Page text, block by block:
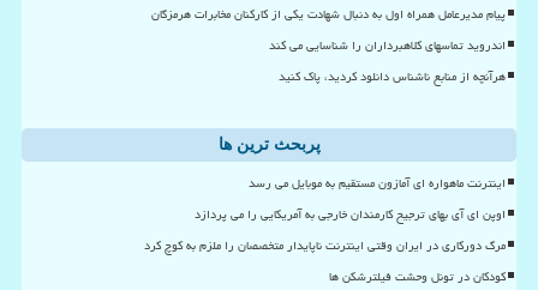
پیام مدیرعامل همراه اول به دنبال شهادت یکی از کارکنان مخابرات هرمزگان
اندروید تماسهای کلاهبرداران را شناسایی می کند
هرآنچه از منابع ناشناس دانلود کردید، پاک کنید
پربحث ترین ها
اینترنت ماهواره ای آمازون مستقیم به موبایل می رسد
اوپن ای آی بهای ترجیح کارمندان خارجی به آمریکایی را می پردازد
مرگ دورکاری در ایران وقتی اینترنت ناپایدار متخصصان را ملزم به کوچ کرد
کودکان در تونل وحشت فیلترشکن ها